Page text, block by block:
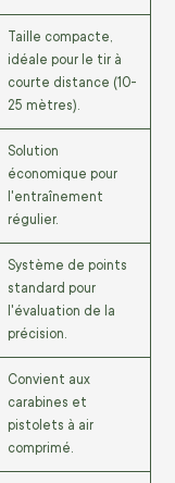
Taille compacte,
idéale pour le tir à
courte distance (10-
25 mètres).
Solution
économique pour
l'entraînement
régulier.
Système de points
standard pour
l'évaluation de la
précision.
Convient aux
carabines et
pistolets à air
comprimé.